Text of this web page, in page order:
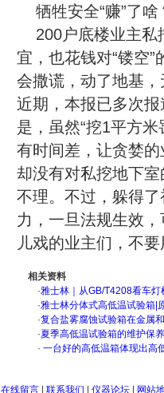
牺牲安全“赚”了啥
200户底楼业主私
宜，也花钱对“镂空
会撒谎，动了地基
近期，本报已多次
是，虽然“挖1平方
有时间差，让贪婪
却没有对私挖地下
不理。不过，躲得
力，一旦法规生效
儿戏的业主们，不
相关资料
·雅士林｜从GB/T4208看车
·雅士林分体式高低温试验箱|
·复合盐雾腐蚀试验箱在金属
·夏季高低温试验箱的维护保
· 一台好的高低温箱体现出高
在线留言| 联系我们 仪器论坛|
网站